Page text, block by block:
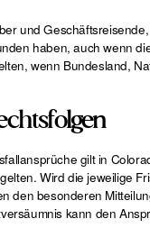
und
haben, auch wenn
wenn Bundesland,
gilt in
Wird die jeweilige
den besonderen
kann den